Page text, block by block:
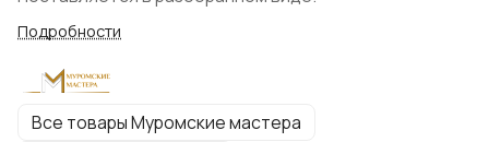
Подробности
Все товары Муромские мастера